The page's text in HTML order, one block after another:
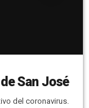
San José
del coronavirus.